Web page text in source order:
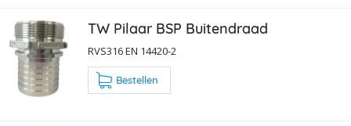
TW Pilaar BSP Buitendraad
RVS316 EN 14420-2
Bestellen